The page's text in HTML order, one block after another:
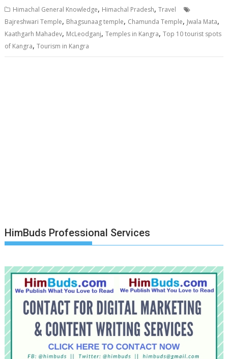
Himachal General Knowledge, Himachal Pradesh,Travel
Bajreshwari Temple, Bhagsunaag temple, Chamunda Temple, Jwala Mata,
Kaathgarh Mahadev, McLeodganj,Temples in Kangra,Top 10 tourist spots
of Kangra,Tourism in Kangra
HimBuds Professional Services